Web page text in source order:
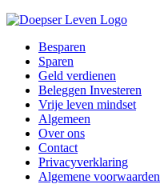
Besparen
Sparen
Geld verdienen
Beleggen Investeren
Vrije leven mindset
Algemeen
Over ons
Contact
Privacyverklaring
Algemene voorwaarden